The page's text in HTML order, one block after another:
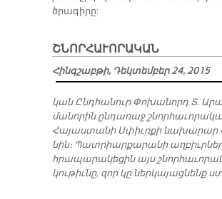
Հայաստան եւ Ռուսաստան
միաւորեցին իրենց հակաօդային
համակարգերը Կովկասի
Մոսկուայի մէջ ԱՊՀ-ի
նախարարներու ժողով:
Սէյրան Օհանեան եւ Սէրկէյ Շոյկու
երկկողմանի հանդիպում մը՝
յառաջիկայ տարուան
ծրագիրը: